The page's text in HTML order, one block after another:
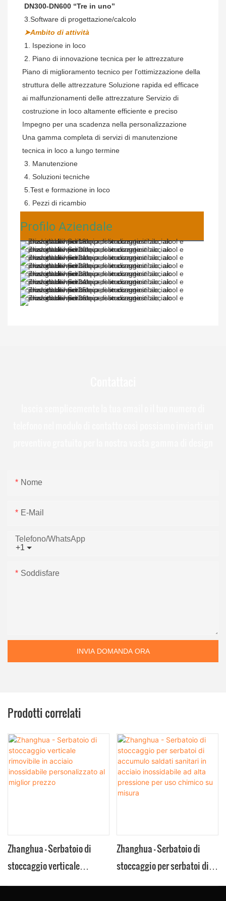
DN300-DN600 “Tre in uno”
3.Software di progettazione/calcolo
➤Ambito di attività
1. Ispezione in loco
Piano di miglioramento tecnico per l'ottimizzazione della
struttura delle attrezzature Soluzione rapida ed efficace
ai malfunzionamenti delle attrezzature Servizio di
costruzione in loco altamente efficiente e preciso
Impegno per una scadenza nella personalizzazione
Una gamma completa di servizi di manutenzione
tecnica in loco a lungo termine
3. Manutenzione
4. Soluzioni tecniche
5.Test e formazione in loco
6. Pezzi di ricambio
Profilo Aziendale
Nome
E-Mail
+1
Telefono/WhatsApp
Soddisfare
INVIA DOMANDA ORA
Prodotti correlati
Zhanghua - Serbatoio di
stoccaggio verticale
rimovibile in acciaio
Zhanghua - Serbatoio di
stoccaggio per serbatoi di
accumulo saldati sanitari in